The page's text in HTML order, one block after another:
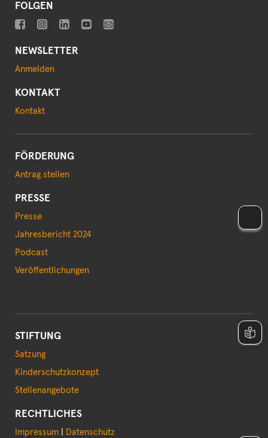
FOLGEN
NEWSLETTER
Anmelden
KONTAKT
Kontakt
FÖRDERUNG
Antrag stellen
PRESSE
Presse
Jahresbericht 2024
Podcast
Veröffentlichungen
STIFTUNG
Satzung
Kinderschutzkonzept
Stellenangebote
RECHTLICHES
Impressum Datenschutz